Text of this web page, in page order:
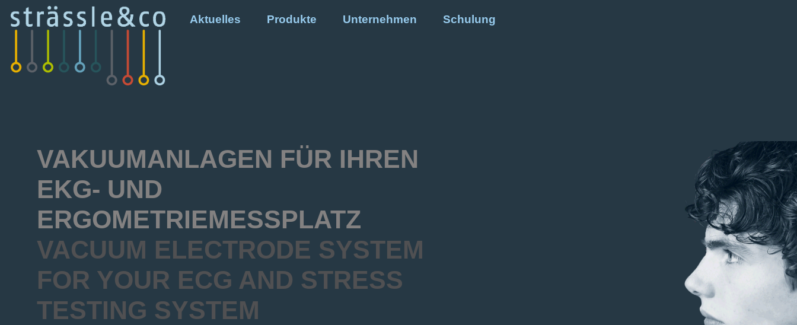
Aktuelles Produkte Unternehmen Schulung
VAKUUMANLAGEN FÜR IHREN
EKG- UND
ERGOMETRIEMESSPLATZ
VACUUM ELECTRODE SYSTEM
FOR YOUR ECG AND STRESS
TESTING SYSTEM